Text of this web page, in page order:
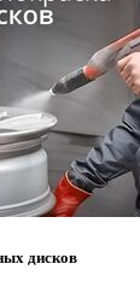
дисков